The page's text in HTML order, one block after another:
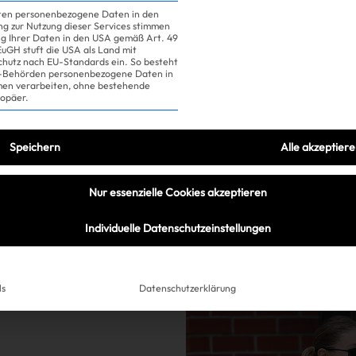
personenbezogene Daten in den
zur Nutzung dieser Services stimmen
Ihrer Daten in den USA gemäß Art. 49
stuft die USA als Land mit
nach EU-Standards ein. So besteht
Behörden personenbezogene Daten in
verarbeiten, ohne bestehende
Speichern Alle
Nur essenzielle Cookies akzeptieren
Individuelle Datenschutzeinstellungen
Datenschutzerklärung